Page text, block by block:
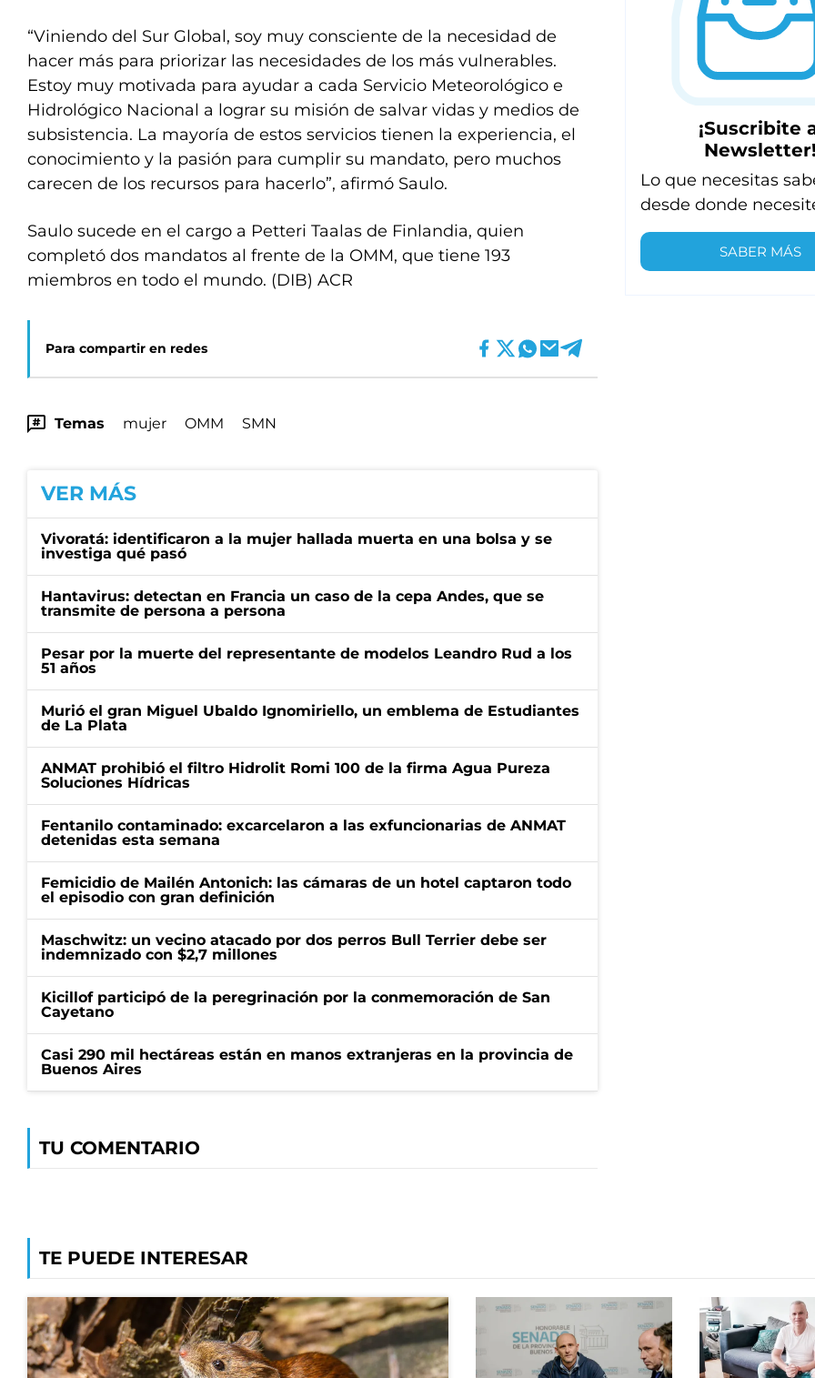
“Viniendo del Sur Global, soy muy consciente de la necesidad de
hacer más para priorizar las necesidades de los más vulnerables.
Estoy muy motivada para ayudar a cada Servicio Meteorológico e
Hidrológico Nacional a lograr su misión de salvar vidas y medios de
subsistencia. La mayoría de estos servicios tienen la experiencia, el
conocimiento y la pasión para cumplir su mandato, pero muchos
carecen de los recursos para hacerlo”, afirmó Saulo.
Saulo sucede en el cargo a Petteri Taalas de Finlandia, quien
completó dos mandatos al frente de la OMM, que tiene 193
miembros en todo el mundo. (DIB) ACR
Para compartir en redes
Temas mujer OMM SMN
VER MÁS
Vivoratá: identificaron a la mujer hallada muerta en una bolsa y se
investiga qué pasó
Hantavirus: detectan en Francia un caso de la cepa Andes, que se
transmite de persona a persona
Pesar por la muerte del representante de modelos Leandro Rud a los
51 años
Murió el gran Miguel Ubaldo Ignomiriello, un emblema de Estudiantes
de La Plata
ANMAT prohibió el filtro Hidrolit Romi 100 de la firma Agua Pureza
Soluciones Hídricas
Fentanilo contaminado: excarcelaron a las exfuncionarias de ANMAT
detenidas esta semana
Femicidio de Mailén Antonich: las cámaras de un hotel captaron todo
el episodio con gran definición
Maschwitz: un vecino atacado por dos perros Bull Terrier debe ser
indemnizado con $2,7 millones
Kicillof participó de la peregrinación por la conmemoración de San
Cayetano
Casi 290 mil hectáreas están en manos extranjeras en la provincia de
Buenos Aires
TU COMENTARIO
¡Suscribite
Newsletter!
Lo que necesitas
desde donde
SABER MÁS
TE PUEDE INTERESAR